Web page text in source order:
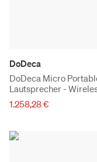
DoDeca
DoDeca Micro
Lautsprecher -
1.258,28 €